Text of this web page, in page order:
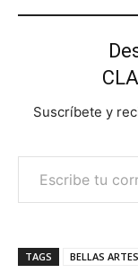
Suscríbete y
Escribe tu correo electrónico…
TAGS BELLAS ARTES